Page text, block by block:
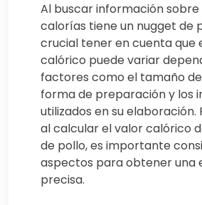
Al buscar información
calorías tiene un nugget de
crucial tener en cuenta que
calórico puede variar
factores como el tamaño
forma de preparación y los
utilizados en su elaboración.
al calcular el valor calórico
de pollo, es importante
aspectos para obtener una
precisa.